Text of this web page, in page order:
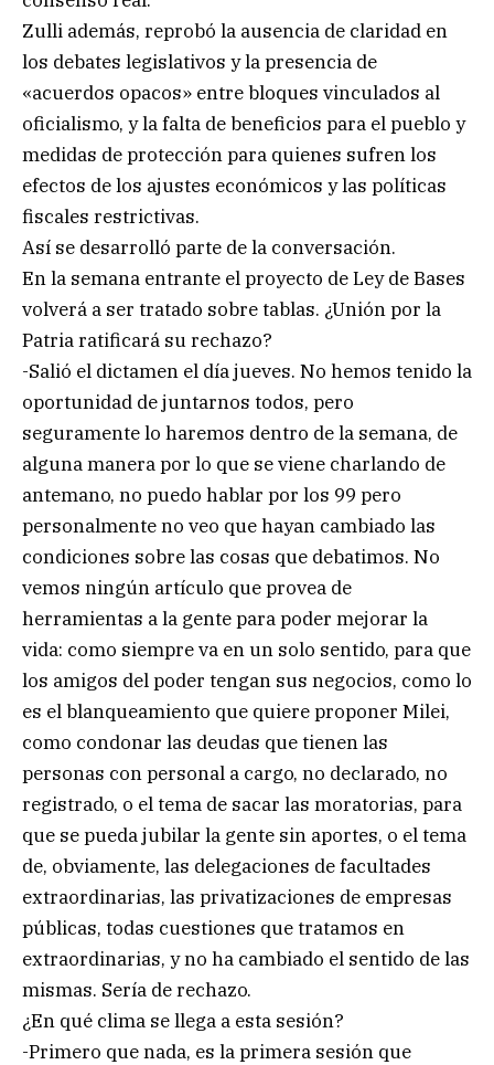
Zulli además, reprobó la ausencia de claridad en
los debates legislativos y la presencia de
«acuerdos opacos» entre bloques vinculados al
oficialismo, y la falta de beneficios para el pueblo y
medidas de protección para quienes sufren los
efectos de los ajustes económicos y las políticas
fiscales restrictivas.
Así se desarrolló parte de la conversación.
En la semana entrante el proyecto de Ley de Bases
volverá a ser tratado sobre tablas. ¿Unión por la
Patria ratificará su rechazo?
-Salió el dictamen el día jueves. No hemos tenido la
oportunidad de juntarnos todos, pero
seguramente lo haremos dentro de la semana, de
alguna manera por lo que se viene charlando de
antemano, no puedo hablar por los 99 pero
personalmente no veo que hayan cambiado las
condiciones sobre las cosas que debatimos. No
vemos ningún artículo que provea de
herramientas a la gente para poder mejorar la
vida: como siempre va en un solo sentido, para que
los amigos del poder tengan sus negocios, como lo
es el blanqueamiento que quiere proponer Milei,
como condonar las deudas que tienen las
personas con personal a cargo, no declarado, no
registrado, o el tema de sacar las moratorias, para
que se pueda jubilar la gente sin aportes, o el tema
de, obviamente, las delegaciones de facultades
extraordinarias, las privatizaciones de empresas
públicas, todas cuestiones que tratamos en
extraordinarias, y no ha cambiado el sentido de las
mismas. Sería de rechazo.
¿En qué clima se llega a esta sesión?
-Primero que nada, es la primera sesión que